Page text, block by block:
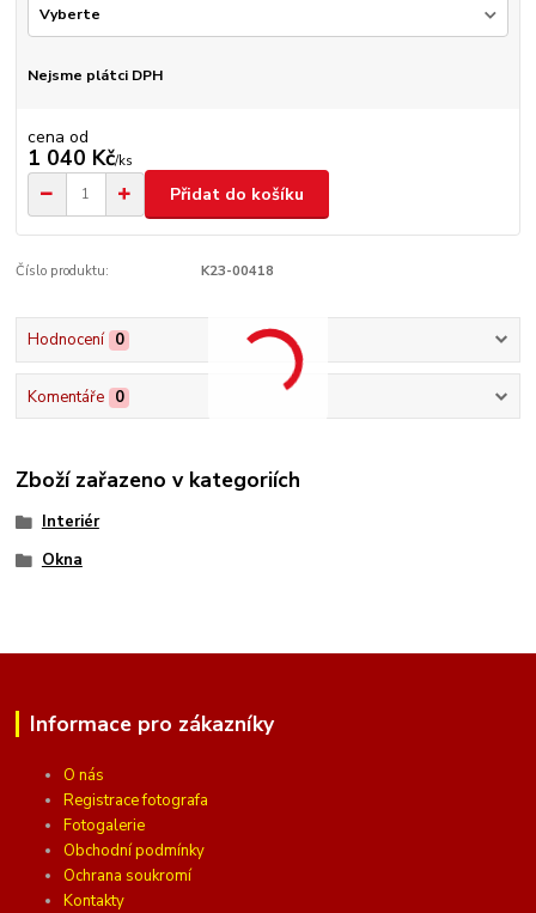
Nejsme plátci DPH
cena od
1 040 Kč/ks
Přidat do košíku
Číslo produktu: K23-00418
Hodnocení 0
Komentáře 0
Zboží zařazeno v kategoriích
Interiér
Okna
Informace pro zákazníky
O nás
Registrace fotografa
Fotogalerie
Obchodní podmínky
Ochrana soukromí
Kontakty